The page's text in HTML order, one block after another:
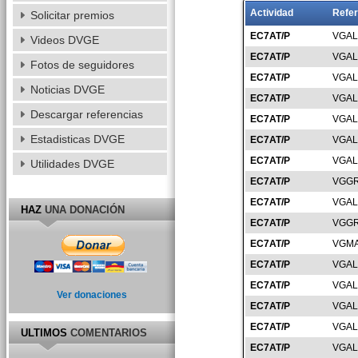
Actividad
EC7AT/P
EC7AT/P
EC7AT/P
EC7AT/P
EC7AT/P
EC7AT/P
EC7AT/P
EC7AT/P
EC7AT/P
EC7AT/P
EC7AT/P
EC7AT/P
EC7AT/P
EC7AT/P
EC7AT/P
EC7AT/P
Solicitar premios
Videos DVGE
Fotos de seguidores
Noticias DVGE
Descargar referencias
Estadisticas DVGE
Utilidades DVGE
HAZUNA DONACIÓN
Ver donaciones
ULTIMOSCOMENTARIOS